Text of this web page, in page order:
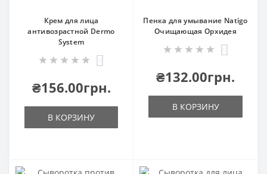
Крем для лица
антивозрастной Dermo
System
₴156.00грн.
В КОРЗИНУ
Пенка для умывание Natigo
Очищающая Орхидея
₴132.00грн.
В КОРЗИНУ